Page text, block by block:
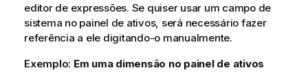
editor de expressões. Se quiser usar um campo de
sistema no painel de ativos, será necessário fazer
referência a ele digitando-o manualmente.
Exemplo: Em uma dimensão no painel de ativos